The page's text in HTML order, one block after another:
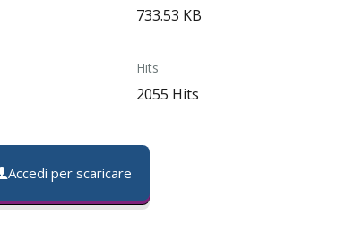
733.53 KB
Hits
2055 Hits
Accedi per scaricare